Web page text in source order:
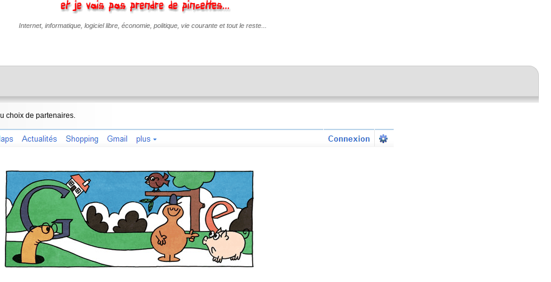
Internet, informatique, logiciel libre, économie, politique, vie courante et tout le reste...
choix de partenaires.